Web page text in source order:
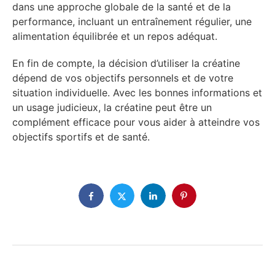
dans une approche globale de la santé et de la
performance, incluant un entraînement régulier, une
alimentation équilibrée et un repos adéquat.
En fin de compte, la décision d’utiliser la créatine
dépend de vos objectifs personnels et de votre
situation individuelle. Avec les bonnes informations et
un usage judicieux, la créatine peut être un
complément efficace pour vous aider à atteindre vos
objectifs sportifs et de santé.